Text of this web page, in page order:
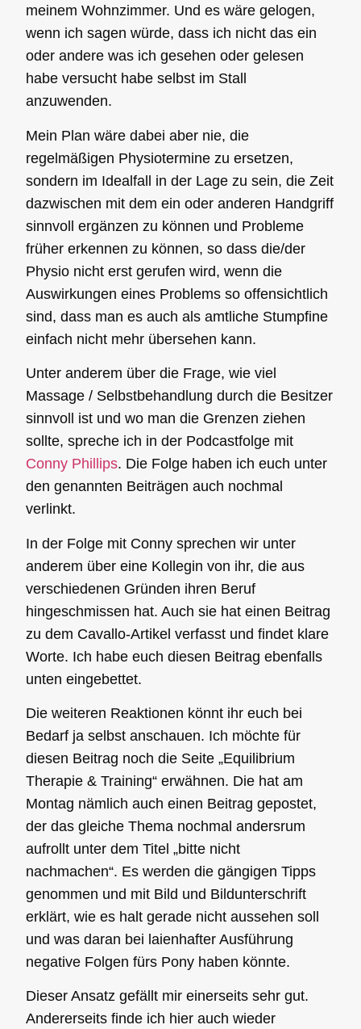
meinem Wohnzimmer. Und es wäre gelogen,
wenn ich sagen würde, dass ich nicht das ein
oder andere was ich gesehen oder gelesen
habe versucht habe selbst im Stall
anzuwenden.
Mein Plan wäre dabei aber nie, die
regelmäßigen Physiotermine zu ersetzen,
sondern im Idealfall in der Lage zu sein, die Zeit
dazwischen mit dem ein oder anderen Handgriff
sinnvoll ergänzen zu können und Probleme
früher erkennen zu können, so dass die/der
Physio nicht erst gerufen wird, wenn die
Auswirkungen eines Problems so offensichtlich
sind, dass man es auch als amtliche Stumpfine
einfach nicht mehr übersehen kann.
Unter anderem über die Frage, wie viel
Massage / Selbstbehandlung durch die Besitzer
sinnvoll ist und wo man die Grenzen ziehen
sollte, spreche ich in der Podcastfolge mit
Conny Phillips. Die Folge haben ich euch unter
den genannten Beiträgen auch nochmal
verlinkt.
In der Folge mit Conny sprechen wir unter
anderem über eine Kollegin von ihr, die aus
verschiedenen Gründen ihren Beruf
hingeschmissen hat. Auch sie hat einen Beitrag
zu dem Cavallo-Artikel verfasst und findet klare
Worte. Ich habe euch diesen Beitrag ebenfalls
unten eingebettet.
Die weiteren Reaktionen könnt ihr euch bei
Bedarf ja selbst anschauen. Ich möchte für
diesen Beitrag noch die Seite „Equilibrium
Therapie & Training“ erwähnen. Die hat am
Montag nämlich auch einen Beitrag gepostet,
der das gleiche Thema nochmal andersrum
aufrollt unter dem Titel „bitte nicht
nachmachen“. Es werden die gängigen Tipps
genommen und mit Bild und Bildunterschrift
erklärt, wie es halt gerade nicht aussehen soll
und was daran bei laienhafter Ausführung
negative Folgen fürs Pony haben könnte.
Dieser Ansatz gefällt mir einerseits sehr gut.
Andererseits finde ich hier auch wieder